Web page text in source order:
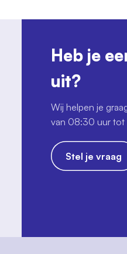
Heb je
uit?
Wij helpen je
van 08:30 uur tot
Stel je vraag